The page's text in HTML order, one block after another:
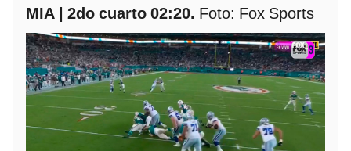
MIA | 2do cuarto 02:20. Foto: Fox Sports